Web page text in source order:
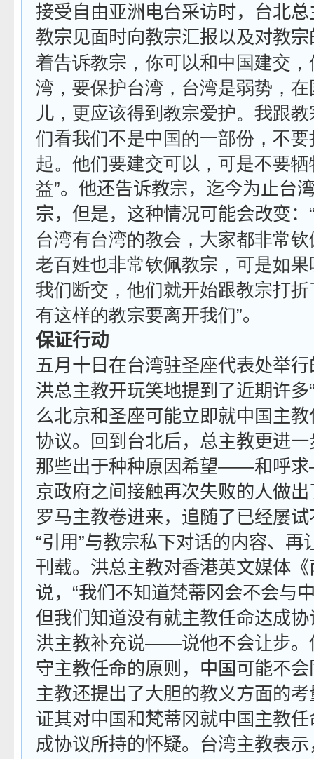
接受自由亚洲电台采访时，台北
教宗见面时向教宗汇报以及对教宗
着告诉教宗，你可以和中国建交
湾，要保护台湾，台湾是弱势，
儿，更应该得到教宗爱护。我跟
们看我们不是中国的一部份，不
起。他们要建交可以，可是不要
益”。他还告诉教宗，迄今为止台
宗，但是，这种情况可能会改变：
台湾有台湾的教会，大家都非常
老百姓也非常钦佩教宗，可是如
我们断交，他们就开始跟教宗打
有这样的教宗要离开我们”。
保证行动
五月十日在台湾驻圣座代表处举
洪总主教开玩笑地提到了近期许多
么北京和圣座可能立即就中国主
协议。回到台北后，总主教更进
那些出于种种原因希望——和呼
京政府之间接触再次失败的人做
罗马主教卷进来，追随了已经屡
“引用”与教宗私下对话的内容、再
刊载。洪总主教对香港英文媒体
说，“我们不知道梵蒂冈会不会与
但我们知道没有就主教任命达成
洪主教补充说——说他不会让步。
守主教任命的原则，中国可能不会
主教还提出了大胆的教义方面的
证其对中国和梵蒂冈就中国主教
成协议所持的怀疑。台湾主教表示